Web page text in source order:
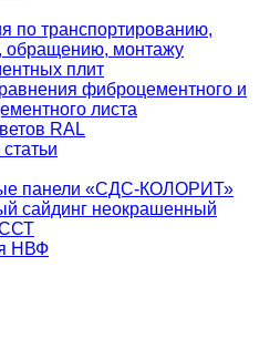
по транспортированию,
обращению, монтажу
плит
фиброцементного и
листа
RAL
панели «СДС-КОЛОРИТ»
сайдинг неокрашенный
НВФ